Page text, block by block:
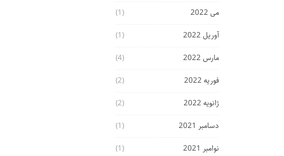
می 2022
(1)
آوریل 2022
(1)
مارس 2022
(4)
فوریه 2022
(2)
ژانویه 2022
(2)
دسامبر 2021
(1)
نوامبر 2021
(1)